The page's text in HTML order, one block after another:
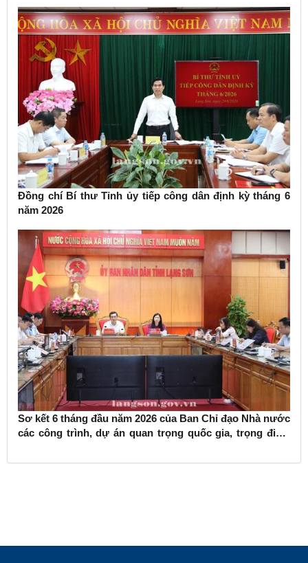
Đồng chí Bí thư Tỉnh ủy tiếp công dân định kỳ tháng 6
năm 2026
Sơ kết 6 tháng đầu năm 2026 của Ban Chỉ đạo Nhà nước
các công trình, dự án quan trọng quốc gia, trọng điểm